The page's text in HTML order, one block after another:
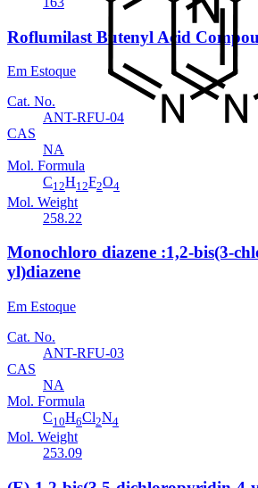
Roflumilast Butenyl Acid
Em Estoque
Cat. No.
ANT-RFU-04
CAS
NA
Mol. Formula
C12H12F2O4
Mol. Weight
258.22
Monochloro diazene :1,2-bis(3-
yl)diazene
Em Estoque
Cat. No.
ANT-RFU-03
CAS
NA
Mol. Formula
C10H6Cl2N4
Mol. Weight
253.09